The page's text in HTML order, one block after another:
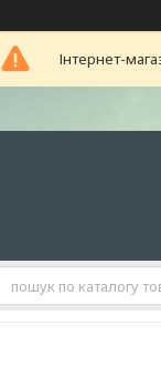
Інтернет-